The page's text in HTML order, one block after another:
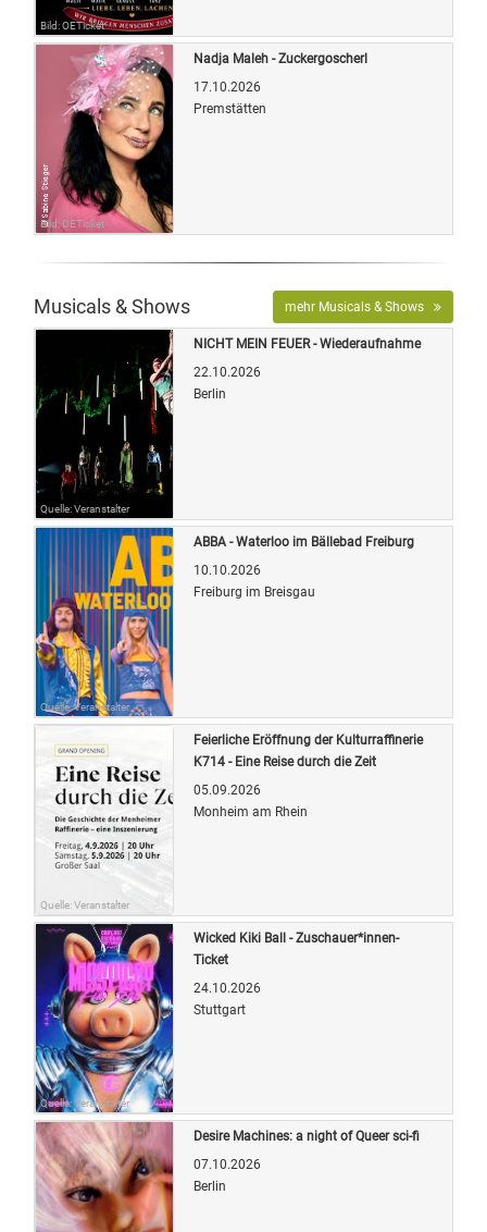
Bild: OETicket
Bild: OETicket
Nadja Maleh - Zuckergoscherl
17.10.2026
Premstätten
Musicals & Shows mehr Musicals & Shows
Quelle: Veranstalter
NICHT MEIN FEUER - Wiederaufnahme
22.10.2026
Berlin
Quelle: Veranstalter
ABBA - Waterloo im Bällebad Freiburg
10.10.2026
Freiburg im Breisgau
Quelle: Veranstalter
Feierliche Eröffnung der Kulturraffinerie
K714 - Eine Reise durch die Zeit
05.09.2026
Monheim am Rhein
Quelle: Veranstalter
Wicked Kiki Ball - Zuschauer*innen-
Ticket
24.10.2026
Stuttgart
Desire Machines: a night of Queer sci-fi
07.10.2026
Berlin